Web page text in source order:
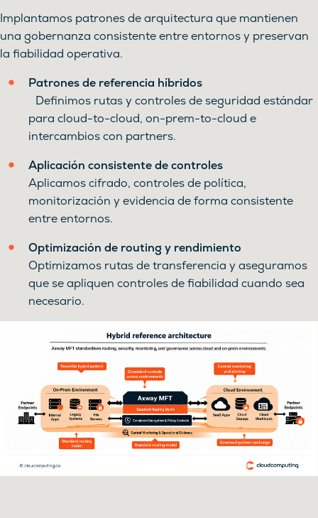
Implantamos patrones de arquitectura que mantienen
una gobernanza consistente entre entornos y preservan
la fiabilidad operativa.
Patrones de referencia híbridos
Definimos rutas y controles de seguridad estándar
para cloud-to-cloud, on-prem-to-cloud e
intercambios con partners.
Aplicación consistente de controles
Aplicamos cifrado, controles de política,
monitorización y evidencia de forma consistente
entre entornos.
Optimización de routing y rendimiento
Optimizamos rutas de transferencia y aseguramos
que se apliquen controles de fiabilidad cuando sea
necesario.